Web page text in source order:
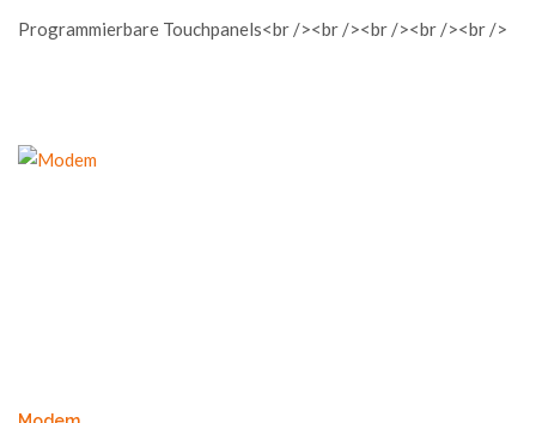
Programmierbare Touchpanels<br /><br /><br /><br /><br />